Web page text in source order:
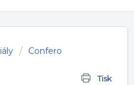
Confero
Tisk